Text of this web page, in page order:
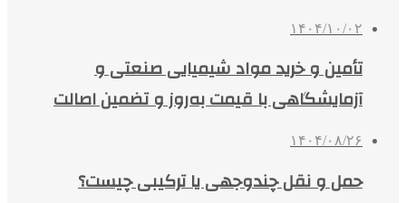
۱۴۰۴/۱۰/۰۲
تأمین و خرید مواد شیمیایی صنعتی و
آزمایشگاهی با قیمت به‌روز و تضمین اصالت
۱۴۰۴/۰۸/۲۶
حمل و نقل چندوجهی یا ترکیبی چیست؟